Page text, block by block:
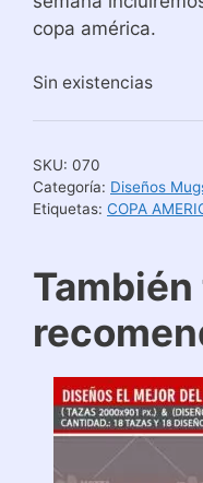
copa américa.
Sin existencias
SKU: 070
Categoría: Diseños
Etiquetas: COPA
También